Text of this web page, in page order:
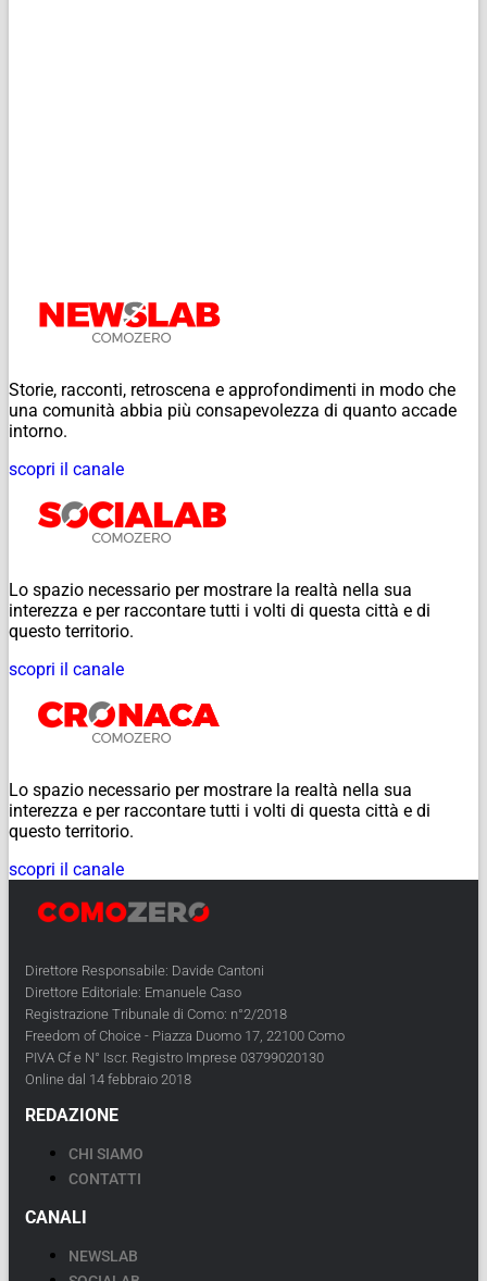
Storie, racconti, retroscena e approfondimenti in modo che
una comunità abbia più consapevolezza di quanto accade
intorno.
scopri il canale
Lo spazio necessario per mostrare la realtà nella sua
interezza e per raccontare tutti i volti di questa città e di
questo territorio.
scopri il canale
Lo spazio necessario per mostrare la realtà nella sua
interezza e per raccontare tutti i volti di questa città e di
questo territorio.
scopri il canale
Direttore Responsabile: Davide Cantoni
Direttore Editoriale: Emanuele Caso
Registrazione Tribunale di Como: n°2/2018
Freedom of Choice - Piazza Duomo 17, 22100 Como
PIVA Cf e N° Iscr. Registro Imprese 03799020130
Online dal 14 febbraio 2018
REDAZIONE
CHI SIAMO
CONTATTI
CANALI
NEWSLAB